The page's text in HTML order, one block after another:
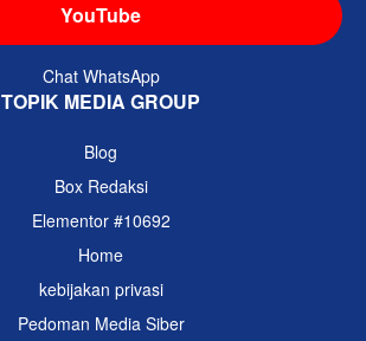
YouTube
Chat WhatsApp
TOPIK MEDIA GROUP
Blog
Box Redaksi
Elementor #10692
Home
kebijakan privasi
Pedoman Media Siber